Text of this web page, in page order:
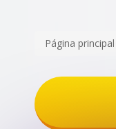
Página principal